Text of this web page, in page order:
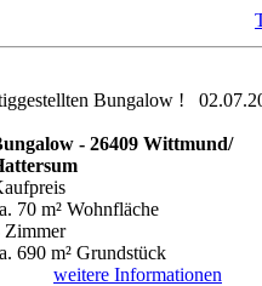
Bungalow !
- 26409 Wittmund/
70 m² Wohnfläche
Zimmer
690 m² Grundstück
weitere Informationen